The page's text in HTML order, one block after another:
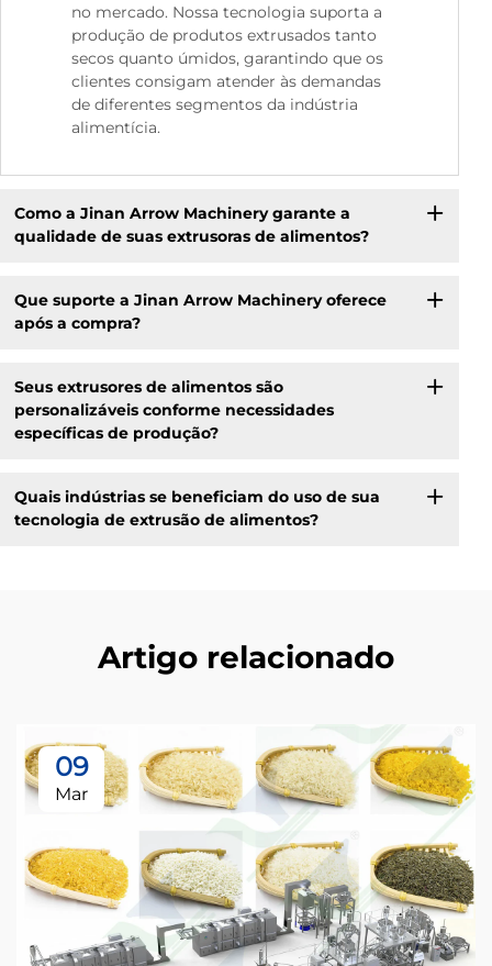
no mercado. Nossa tecnologia suporta a
produção de produtos extrusados tanto
secos quanto úmidos, garantindo que os
clientes consigam atender às demandas
de diferentes segmentos da indústria
alimentícia.
Como a Jinan Arrow Machinery garante a
qualidade de suas extrusoras de alimentos?
Que suporte a Jinan Arrow Machinery oferece
após a compra?
Seus extrusores de alimentos são
personalizáveis conforme necessidades
específicas de produção?
Quais indústrias se beneficiam do uso de sua
tecnologia de extrusão de alimentos?
Artigo relacionado
09
Mar